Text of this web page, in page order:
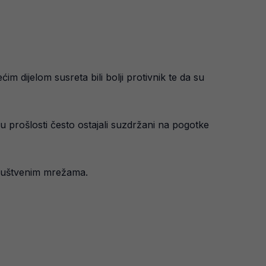
dijelom susreta bili bolji protivnik te da su
prošlosti često ostajali suzdržani na pogotke
mrežama.